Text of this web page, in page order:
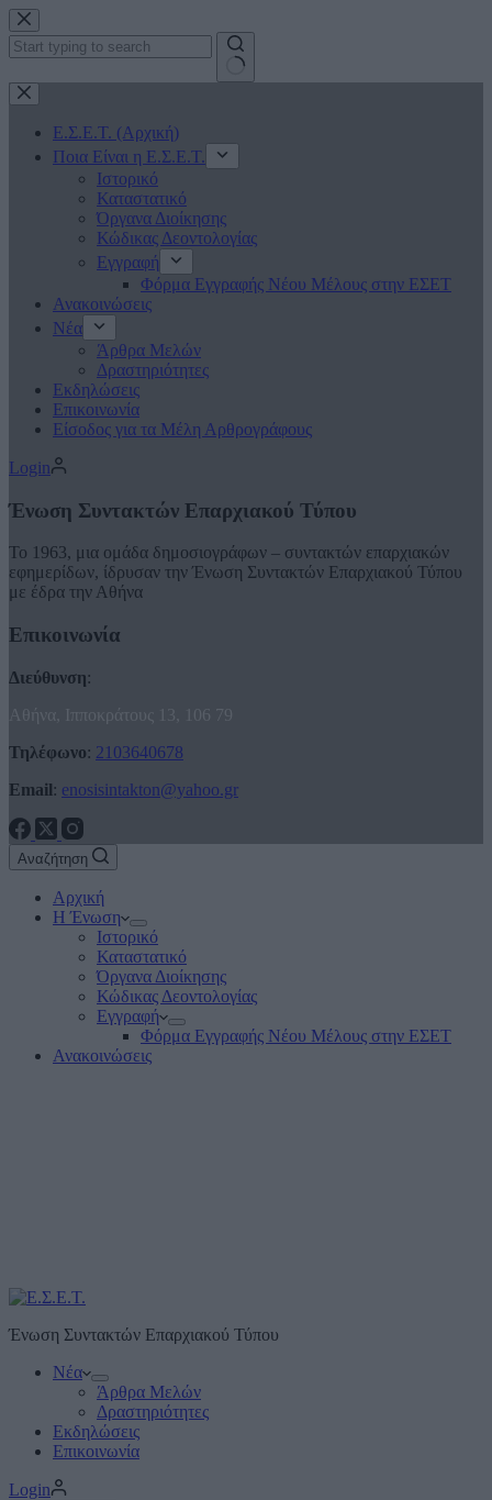
Μετάβαση
στο
περιεχόμενο
No
results
Ε.Σ.Ε.Τ. (Αρχική)
Ποια Είναι η Ε.Σ.Ε.Τ.
Ιστορικό
Καταστατικό
Όργανα Διοίκησης
Κώδικας Δεοντολογίας
Εγγραφή
Φόρμα Εγγραφής Νέου Μέλους στην ΕΣΕΤ
Ανακοινώσεις
Νέα
Άρθρα Μελών
Δραστηριότητες
Εκδηλώσεις
Επικοινωνία
Είσοδος για τα Μέλη Αρθρογράφους
Login
Ένωση Συντακτών Επαρχιακού Τύπου
Το 1963, μια ομάδα δημοσιογράφων – συντακτών επαρχιακών
εφημερίδων, ίδρυσαν την Ένωση Συντακτών Επαρχιακού Τύπου
με έδρα την Αθήνα
Επικοινωνία
Διεύθυνση:
Αθήνα, Ιπποκράτους 13, 106 79
Τηλέφωνο: 2103640678
Email: enosisintakton@yahoo.gr
Αναζήτηση
Αρχική
Η Ένωση
Ιστορικό
Καταστατικό
Όργανα Διοίκησης
Κώδικας Δεοντολογίας
Εγγραφή
Φόρμα Εγγραφής Νέου Μέλους στην ΕΣΕΤ
Ανακοινώσεις
Ένωση Συντακτών Επαρχιακού Τύπου
Νέα
Άρθρα Μελών
Δραστηριότητες
Εκδηλώσεις
Επικοινωνία
Login